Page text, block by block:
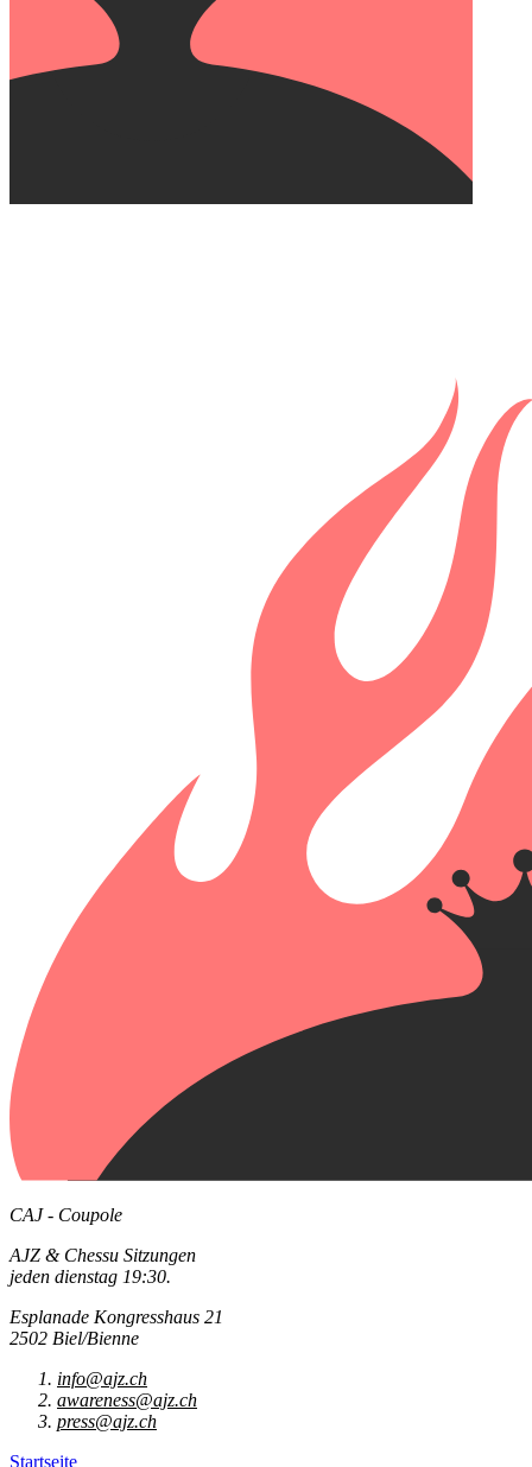
CAJ - Coupole
AJZ & Chessu Sitzungen
jeden dienstag 19:30.
Esplanade Kongresshaus 21
2502 Biel/Bienne
info@ajz.ch
awareness@ajz.ch
press@ajz.ch
Startseite